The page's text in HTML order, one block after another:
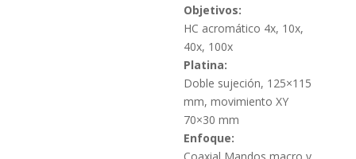
Objetivos:
HC acromático 4x, 10x,
40x, 100x
Platina:
Doble sujeción, 125×115
mm, movimiento XY
70×30 mm
Enfoque: